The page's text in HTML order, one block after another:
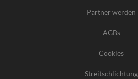
Partner werden
AGBs
Cookies
Streitschlichtung